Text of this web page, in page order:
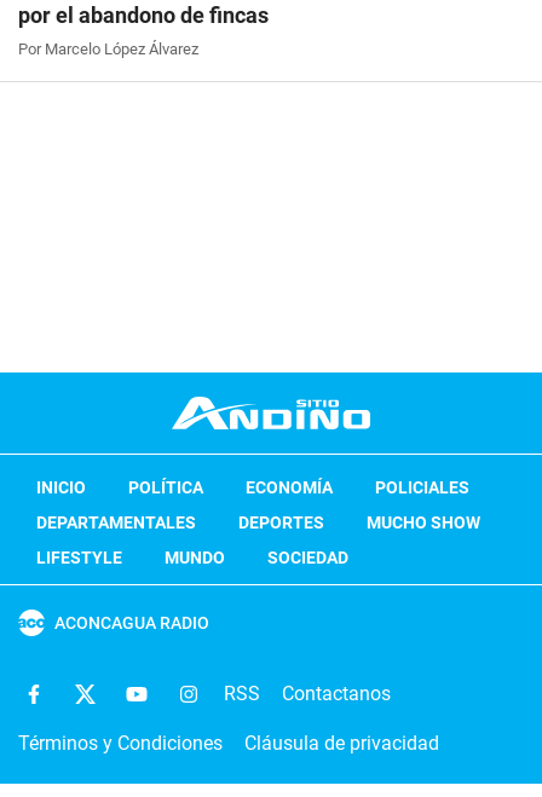
por el abandono de fincas
Por Marcelo López Álvarez
INICIO POLÍTICA ECONOMÍA
POLICIALES
DEPARTAMENTALES
DEPORTES
MUCHO SHOW
LIFESTYLE
MUNDO SOCIEDAD
ACONCAGUA RADIO
RSS Contactanos
Términos y Condiciones Cláusula de privacidad